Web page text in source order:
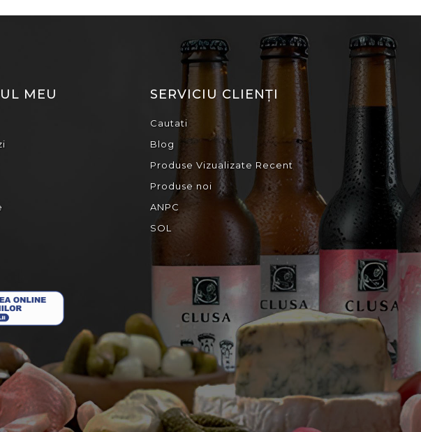
MEU SERVICIU CLIENȚI
Cautati
Blog
Produse Vizualizate Recent
Produse noi
ANPC
SOL